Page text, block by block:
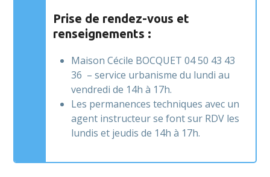
Prise de rendez-vous et
renseignements :
Maison Cécile BOCQUET 04 50 43 43
36 – service urbanisme du lundi au
vendredi de 14h à 17h.
Les permanences techniques avec un
agent instructeur se font sur RDV les
lundis et jeudis de 14h à 17h.